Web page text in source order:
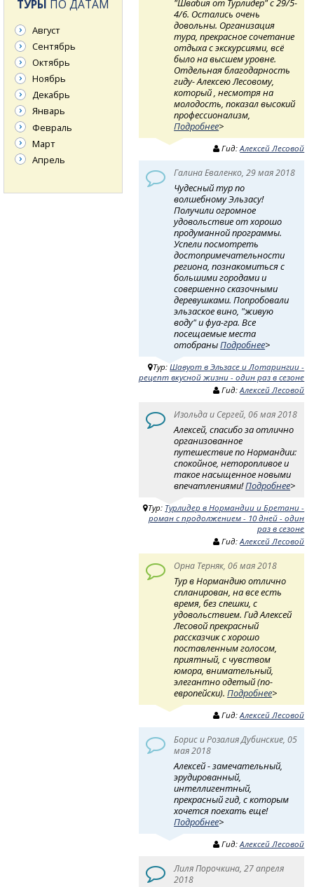
"Швабия от Турлидер" с 29/5-
4/6. Остались очень
довольны. Организация
тура, прекрасное сочетание
отдыха с экскурсиями, всё
было на высшем уровне.
Отдельная благодарность
гиду- Алексею Лесовому,
который , несмотря на
молодость, показал высокий
профессионализм,
Подробнее>
Гид:Алексей Лесовой
Галина Еваленко, 29 мая 2018
Чудесный тур по
волшебному Эльзасу!
Получили огромное
удовольствие от хорошо
продуманной программы.
Успели посмотреть
достопримечательности
региона, познакомиться с
большими городами и
совершенно сказочными
деревушками. Попробовали
эльзаское вино, "живую
воду" и фуа-гра. Все
посещаемые места
отобраныПодробнее>
Тур:Шавуот в Эльзасе и Лотарингии -
рецепт вкусной жизни - один раз в сезоне
Гид:Алексей Лесовой
Изольда и Сергей, 06 мая 2018
Алексей, спасибо за отлично
организованное
путешествие по Нормандии:
спокойное, неторопливое и
такое насыщенное новыми
впечатлениями!Подробнее>
Тур: Турлидер в Нормандии и Бретани -
роман с продолжением - 10 дней - один
раз в сезоне
Гид:Алексей Лесовой
Орна Терняк, 06 мая 2018
Тур в Нормандию отлично
спланирован, на все есть
время, без спешки, с
удовольствием. Гид Алексей
Лесовой прекрасный
рассказчик с хорошо
поставленным голосом,
приятный, с чувством
юмора, внимательный,
элегантно одетый (по-
европейски).Подробнее>
Гид:Алексей Лесовой
Борис и Розалия Дубинские, 05
мая 2018
Алексей - замечательный,
эрудированный,
интеллигентный,
прекрасный гид, с которым
хочется поехать еще!
Подробнее>
Гид:Алексей Лесовой
Лиля Порочкина, 27 апреля
2018
ТУРЫ ПО ДАТАМ
Август
Сентябрь
Октябрь
Ноябрь
Декабрь
Январь
Февраль
Март
Апрель